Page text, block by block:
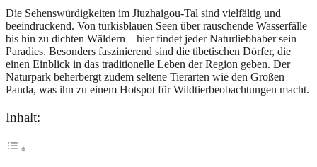
Die Sehenswürdigkeiten im Jiuzhaigou-Tal sind vielfältig und
beeindruckend. Von türkisblauen Seen über rauschende Wasserfälle
bis hin zu dichten Wäldern – hier findet jeder Naturliebhaber sein
Paradies. Besonders faszinierend sind die tibetischen Dörfer, die
einen Einblick in das traditionelle Leben der Region geben. Der
Naturpark beherbergt zudem seltene Tierarten wie den Großen
Panda, was ihn zu einem Hotspot für Wildtierbeobachtungen macht.
Inhalt: